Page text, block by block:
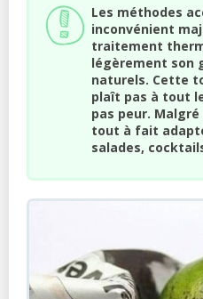
Les méthodes
inconvénient
traitement
légèrement son
naturels. Cette
plaît pas à tout
pas peur.
tout à fait
salades,